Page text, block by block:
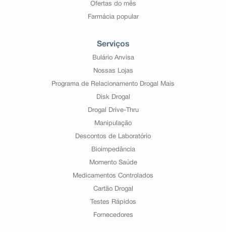
Ofertas do mês
Farmácia popular
Serviços
Bulário Anvisa
Nossas Lojas
Programa de Relacionamento Drogal Mais
Disk Drogal
Drogal Drive-Thru
Manipulação
Descontos de Laboratório
Bioimpedância
Momento Saúde
Medicamentos Controlados
Cartão Drogal
Testes Rápidos
Fornecedores